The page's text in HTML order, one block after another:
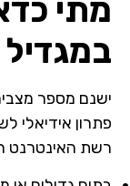
מתי
ישנם מספר
פתרון אידיאלי
רשת האינטרנט